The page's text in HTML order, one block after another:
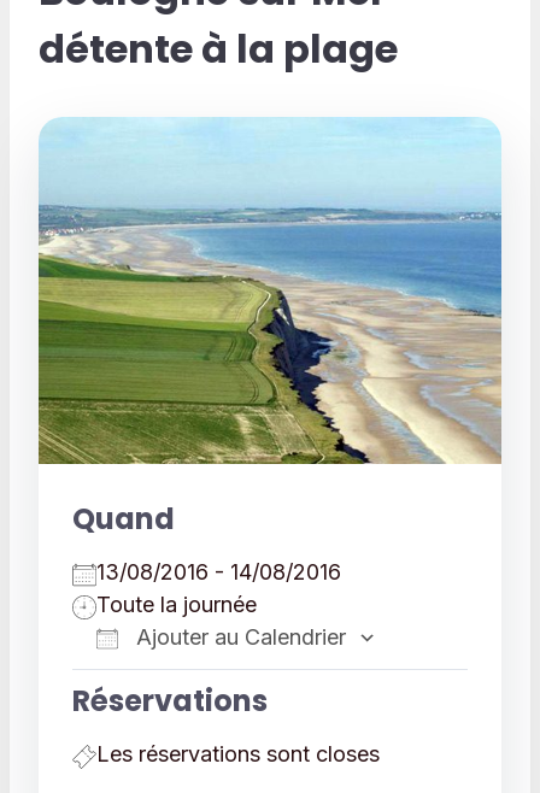
détente à la plage
Quand
13/08/2016 - 14/08/2016
Toute la journée
Ajouter au Calendrier
Réservations
Les réservations sont closes